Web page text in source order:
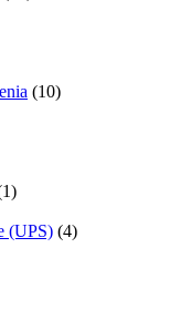
(10)
(UPS) (4)